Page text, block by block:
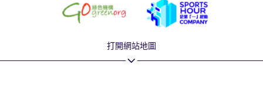
打開網站地圖